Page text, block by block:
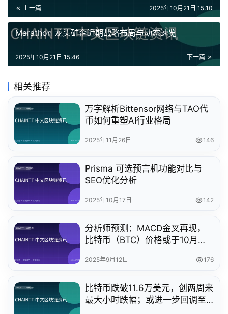
上一篇 2025年10月21日 15:10
Marathon 龙头矿企近期战略布局与动态速览
下一篇
2025年10月21日 15:46
相关推荐
万字解析Bittensor网络与TAO代
币如何重塑AI行业格局
2025年11月26日 146
Prisma 可选预言机功能对比与
SEO优化分析
2025年10月17日 142
分析师预测：MACD金叉再现，
比特币（BTC）价格或于10月突
2025年9月12日 176
比特币跌破11.6万美元，创两周来
最大小时跌幅；或进一步回调至